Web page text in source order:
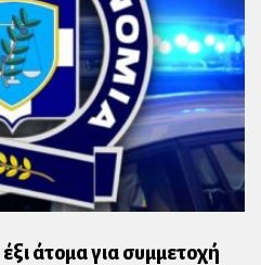
άτομα για συμμετοχή